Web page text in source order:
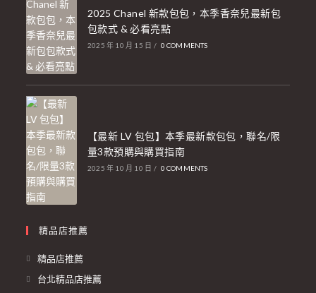
2025 Chanel 新款包包，本季香奈兒最新包
包款式 & 必看亮點
2025 年 10 月 15 日 / 0 COMMENTS
【最新 LV 包包】本季最新款包包，聯名/限
量3款預購與購買指南
2025 年 10 月 10 日 / 0 COMMENTS
精品店推薦
精品店推薦
台北精品店推薦